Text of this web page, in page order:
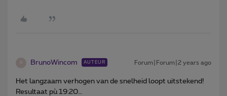
BrunoWincom AUTEUR Forum|Forum|2 years ago
Het langzaam verhogen van de snelheid loopt uitstekend!
Resultaat pù 19:20…